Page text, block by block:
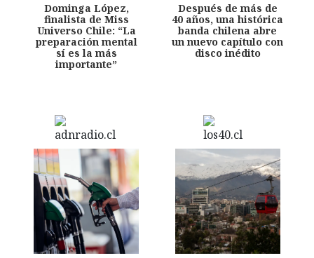
Dominga López,
finalista de Miss
Universo Chile: “La
preparación mental
sí es la más
importante”
Después de más de
40 años, una histórica
banda chilena abre
un nuevo capítulo con
disco inédito